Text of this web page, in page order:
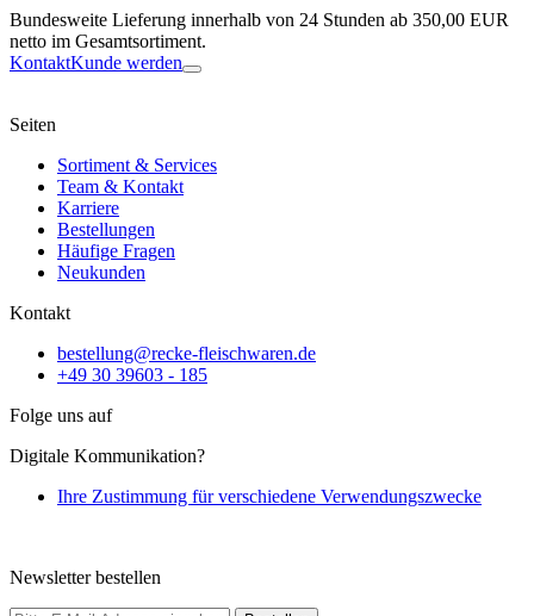
Bundesweite Lieferung innerhalb von 24 Stunden ab 350,00 EUR
netto im Gesamtsortiment.
KontaktKunde werden
Seiten
Sortiment & Services
Team & Kontakt
Karriere
Bestellungen
Häufige Fragen
Neukunden
Kontakt
bestellung@recke-fleischwaren.de
+49 30 39603 - 185
Folge uns auf
Digitale Kommunikation?
Ihre Zustimmung für verschiedene Verwendungszwecke
Newsletter bestellen